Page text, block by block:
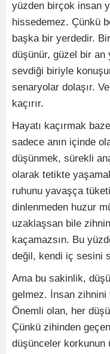
yüzden birçok insan
hissedemez. Çünkü
başka bir yerdedir.
düşünür, güzel bir an
sevdiği biriyle
senaryolar dolaşır.
kaçırır.
Hayatı kaçırmak
sadece anın içinde
düşünmek, sürekli
olarak tetikte
ruhunu yavaşça
dinlenmeden huzur
uzaklaşsan bile
kaçamazsın. Bu
değil, kendi iç sesini
Ama bu sakinlik,
gelmez. İnsan
Önemli olan, her
Çünkü zihinden
düşünceler korkunun